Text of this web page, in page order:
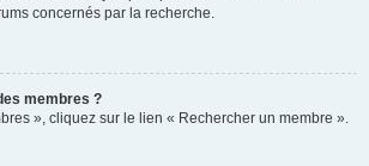
concernés par la recherche.
membres ?
», cliquez sur le lien « Rechercher un membre ».